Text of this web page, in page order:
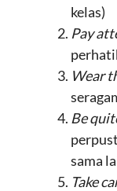
kelas)
Pay
Wear
Be
sama
Take